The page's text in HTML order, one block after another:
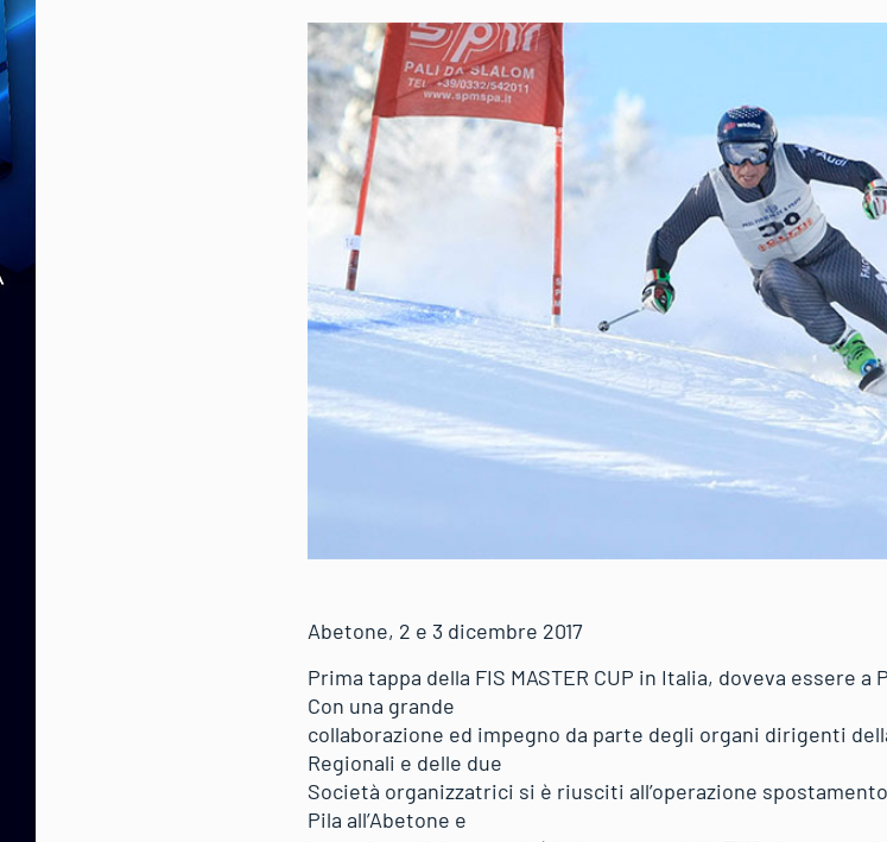
Abetone, 2 e 3 dicembre 2017
Prima tappa della FIS MASTER CUP in Italia, doveva essere
Con una grande
collaborazione ed impegno da parte degli organi dirigenti
Regionali e delle due
Società organizzatrici si è riusciti all’operazione
Pila all’Abetone e